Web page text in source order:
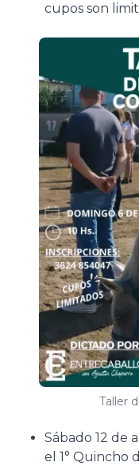
cupos son
Taller
Sábado 12 de
el 1° Quincho